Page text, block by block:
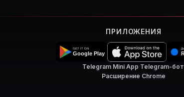
ПРИЛОЖЕНИЯ
Telegram Mini App·Telegram-бот
Расширение Chrome